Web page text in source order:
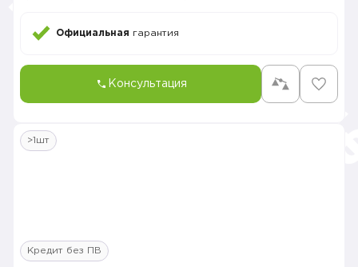
Официальная гарантия
Консультация
>1шт
Кредит без ПВ